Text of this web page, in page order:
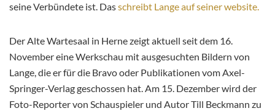
seine Verbündete ist. Dasschreibt Lange auf seiner website.
Der Alte Wartesaal in Herne zeigt aktuell seit dem 16.
November eine Werkschau mit ausgesuchten Bildern von
Lange, die er für die Bravo oder Publikationen vom Axel-
Springer-Verlag geschossen hat. Am 15. Dezember wird der
Foto-Reporter von Schauspieler und Autor Till Beckmann zu